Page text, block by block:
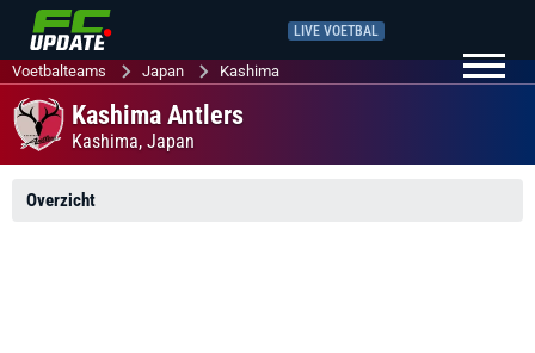
LIVE VOETBAL
Voetbalteams Japan Kashima
Kashima Antlers
Kashima, Japan
Overzicht